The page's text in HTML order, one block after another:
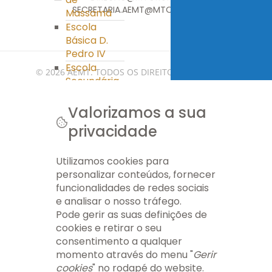
Massamá
Escola
Básica D.
Pedro IV
Escola
Secundária
Torga
Clube Ciência
Ass. Pais/E.E.
Ass. Pais/E.E.
APEE EB nº 1
Massamá
APEE EB D.
Pedro IV
APEE ES Miguel
Torga
SECRETARIA.AEMT@MTORGA.EDU.PT
© 2026 AEMT. TODOS OS DIREITOS RESERVADOS.
Valorizamos a sua
privacidade
Utilizamos cookies para
personalizar conteúdos, fornecer
funcionalidades de redes sociais
e analisar o nosso tráfego.
Pode gerir as suas definições de
cookies e retirar o seu
consentimento a qualquer
momento através do menu "Gerir
cookies" no rodapé do website.